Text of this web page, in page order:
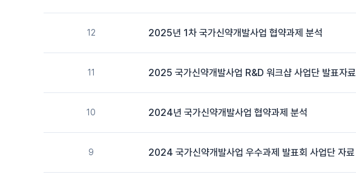
12 2025년 1차 국가신약개발사업 협약과제 분석
11 2025 국가신약개발사업 R&D 워크샵 사업단 발표자료
10 2024년 국가신약개발사업 협약과제 분석
9 2024 국가신약개발사업 우수과제 발표회 사업단 자료